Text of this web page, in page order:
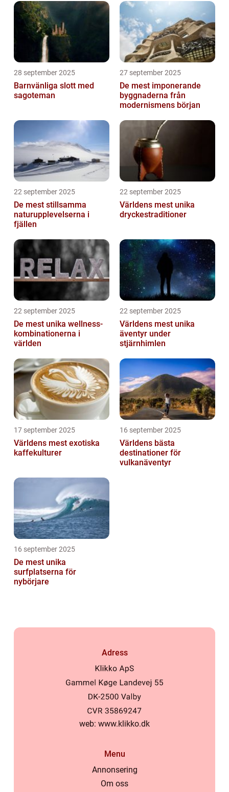
28 september 2025
Barnvänliga slott med
sagoteman
27 september 2025
De mest imponerande
byggnaderna från
modernismens början
22 september 2025
De mest stillsamma
naturupplevelserna i
fjällen
22 september 2025
Världens mest unika
dryckestraditioner
22 september 2025
De mest unika wellness-
kombinationerna i
världen
22 september 2025
Världens mest unika
äventyr under
stjärnhimlen
17 september 2025
Världens mest exotiska
kaffekulturer
16 september 2025
Världens bästa
destinationer för
vulkanäventyr
16 september 2025
De mest unika
surfplatserna för
nybörjare
Adress
web: www.klikko.dk
Menu
Annonsering
Om oss